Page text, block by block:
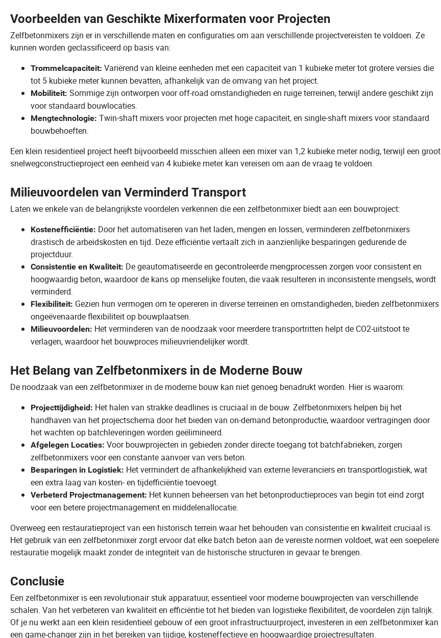
Voorbeelden van Geschikte Mixerformaten voor Projecten
Zelfbetonmixers zijn er in verschillende maten en configuraties om aan verschillende projectvereisten te voldoen. Ze
kunnen worden geclassificeerd op basis van:
Trommelcapaciteit: Variërend van kleine eenheden met een capaciteit van 1 kubieke meter tot grotere versies die
tot 5 kubieke meter kunnen bevatten, afhankelijk van de omvang van het project.
Mobiliteit: Sommige zijn ontworpen voor off-road omstandigheden en ruige terreinen, terwijl andere geschikt zijn
voor standaard bouwlocaties.
Mengtechnologie: Twin-shaft mixers voor projecten met hoge capaciteit, en single-shaft mixers voor standaard
bouwbehoeften.
Een klein residentieel project heeft bijvoorbeeld misschien alleen een mixer van 1,2 kubieke meter nodig, terwijl een groot
snelwegconstructieproject een eenheid van 4 kubieke meter kan vereisen om aan de vraag te voldoen.
Milieuvoordelen van Verminderd Transport
Laten we enkele van de belangrijkste voordelen verkennen die een zelfbetonmixer biedt aan een bouwproject:
Kostenefficiëntie: Door het automatiseren van het laden, mengen en lossen, verminderen zelfbetonmixers
drastisch de arbeidskosten en tijd. Deze efficiëntie vertaalt zich in aanzienlijke besparingen gedurende de
projectduur.
Consistentie en Kwaliteit: De geautomatiseerde en gecontroleerde mengprocessen zorgen voor consistent en
hoogwaardig beton, waardoor de kans op menselijke fouten, die vaak resulteren in inconsistente mengsels, wordt
verminderd.
Flexibiliteit: Gezien hun vermogen om te opereren in diverse terreinen en omstandigheden, bieden zelfbetonmixers
ongeëvenaarde flexibiliteit op bouwplaatsen.
Milieuvoordelen: Het verminderen van de noodzaak voor meerdere transportritten helpt de CO2-uitstoot te
verlagen, waardoor het bouwproces milieuvriendelijker wordt.
Het Belang van Zelfbetonmixers in de Moderne Bouw
De noodzaak van een zelfbetonmixer in de moderne bouw kan niet genoeg benadrukt worden. Hier is waarom:
Projecttijdigheid: Het halen van strakke deadlines is cruciaal in de bouw. Zelfbetonmixers helpen bij het
handhaven van het projectschema door het bieden van on-demand betonproductie, waardoor vertragingen door
het wachten op batchleveringen worden geëlimineerd.
Afgelegen Locaties: Voor bouwprojecten in gebieden zonder directe toegang tot batchfabrieken, zorgen
zelfbetonmixers voor een constante aanvoer van vers beton.
Besparingen in Logistiek: Het vermindert de afhankelijkheid van externe leveranciers en transportlogistiek, wat
een extra laag van kosten- en tijdefficiëntie toevoegt.
Verbeterd Projectmanagement: Het kunnen beheersen van het betonproductieproces van begin tot eind zorgt
voor een betere projectmanagement en middelenallocatie.
Overweeg een restauratieproject van een historisch terrein waar het behouden van consistentie en kwaliteit cruciaal is.
Het gebruik van een zelfbetonmixer zorgt ervoor dat elke batch beton aan de vereiste normen voldoet, wat een soepelere
restauratie mogelijk maakt zonder de integriteit van de historische structuren in gevaar te brengen.
Conclusie
Een zelfbetonmixer is een revolutionair stuk apparatuur, essentieel voor moderne bouwprojecten van verschillende
schalen. Van het verbeteren van kwaliteit en efficiëntie tot het bieden van logistieke flexibiliteit, de voordelen zijn talrijk.
Of je nu werkt aan een klein residentieel gebouw of een groot infrastructuurproject, investeren in een zelfbetonmixer kan
een game-changer zijn in het bereiken van tijdige, kosteneffectieve en hoogwaardige projectresultaten.